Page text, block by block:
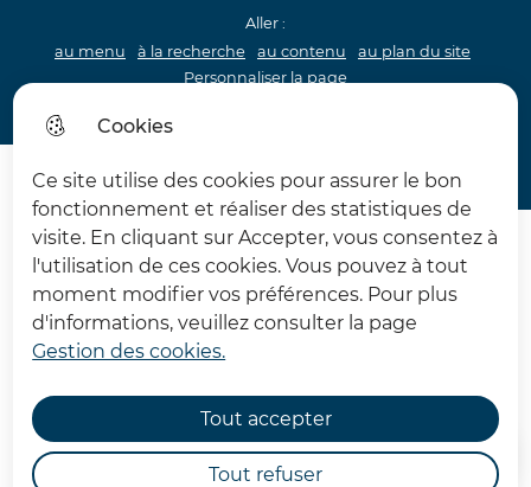
Cookies
Ce site utilise des cookies pour assurer le bon
fonctionnement et réaliser des statistiques de
visite. En cliquant sur Accepter, vous consentez à
l'utilisation de ces cookies. Vous pouvez à tout
moment modifier vos préférences. Pour plus
d'informations, veuillez consulter la page
Gestion des cookies.
Tout accepter
Tout refuser
Aller :
au menu
à la recherche au contenu
au plan du site
Personnaliser la page
Archéologie 62
Menu
Actualités